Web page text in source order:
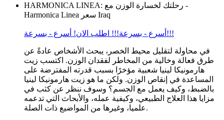
HARMONICA LINEA: رحلتك لخسارة الوزن مع -
Harmonica Linea سعر Iraq
أسرع - بسرعة!!! اطلب الان! أسرع - بسرعة!!!
في محاولة لتقليل محيط الخصر، يبحث الأشخاص عادةً عن
طرق فعالة وخالية من المخاطر لفقدان الوزن. اكتسب زيت
هارمونيكا لينيا شعبية مؤخرًا بسبب قدرته المفترضة على
المساعدة في إنقاص الوزن. ولكن ما هو زيت هارمونيكا لينيا
بالضبط، وكيف يعمل مع الجسم؟ وسوف ننظر عن كثب في
مزايا هذا العلاج الطبيعي، وكيفية عمله، والأبحاث التي تدعمه
علميا، وغيرها من المواضيع ذات الصلة.